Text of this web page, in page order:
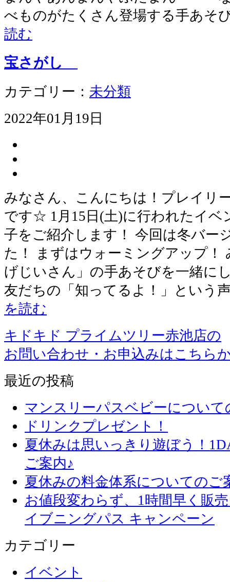
べものがたくさん登場する手あそ
読む
宝さがし
カテゴリー： 未分類
2022年01月19日
みなさん、こんにちは！プレイリ
です☆ 1月15日(土)に行われたイベ
子をご紹介します！ 今回は冬バー
た！ まずはウォーミングアップ！
げじいさん」の手あそびを一緒に
友だちの「知ってるよ！」という
を読む
キドキド プライムツリー赤池店の
お問い合わせ・お申込みはこちら
最近の投稿
マンスリーパスベビーについて
ドリンクプレゼント！
夏休みは思いっきり遊ぼう！
ご案内♪
夏休みの料金体系についてのご
お値段変わらず、1
イブニングパス キャンペーン
カテゴリー
イベント